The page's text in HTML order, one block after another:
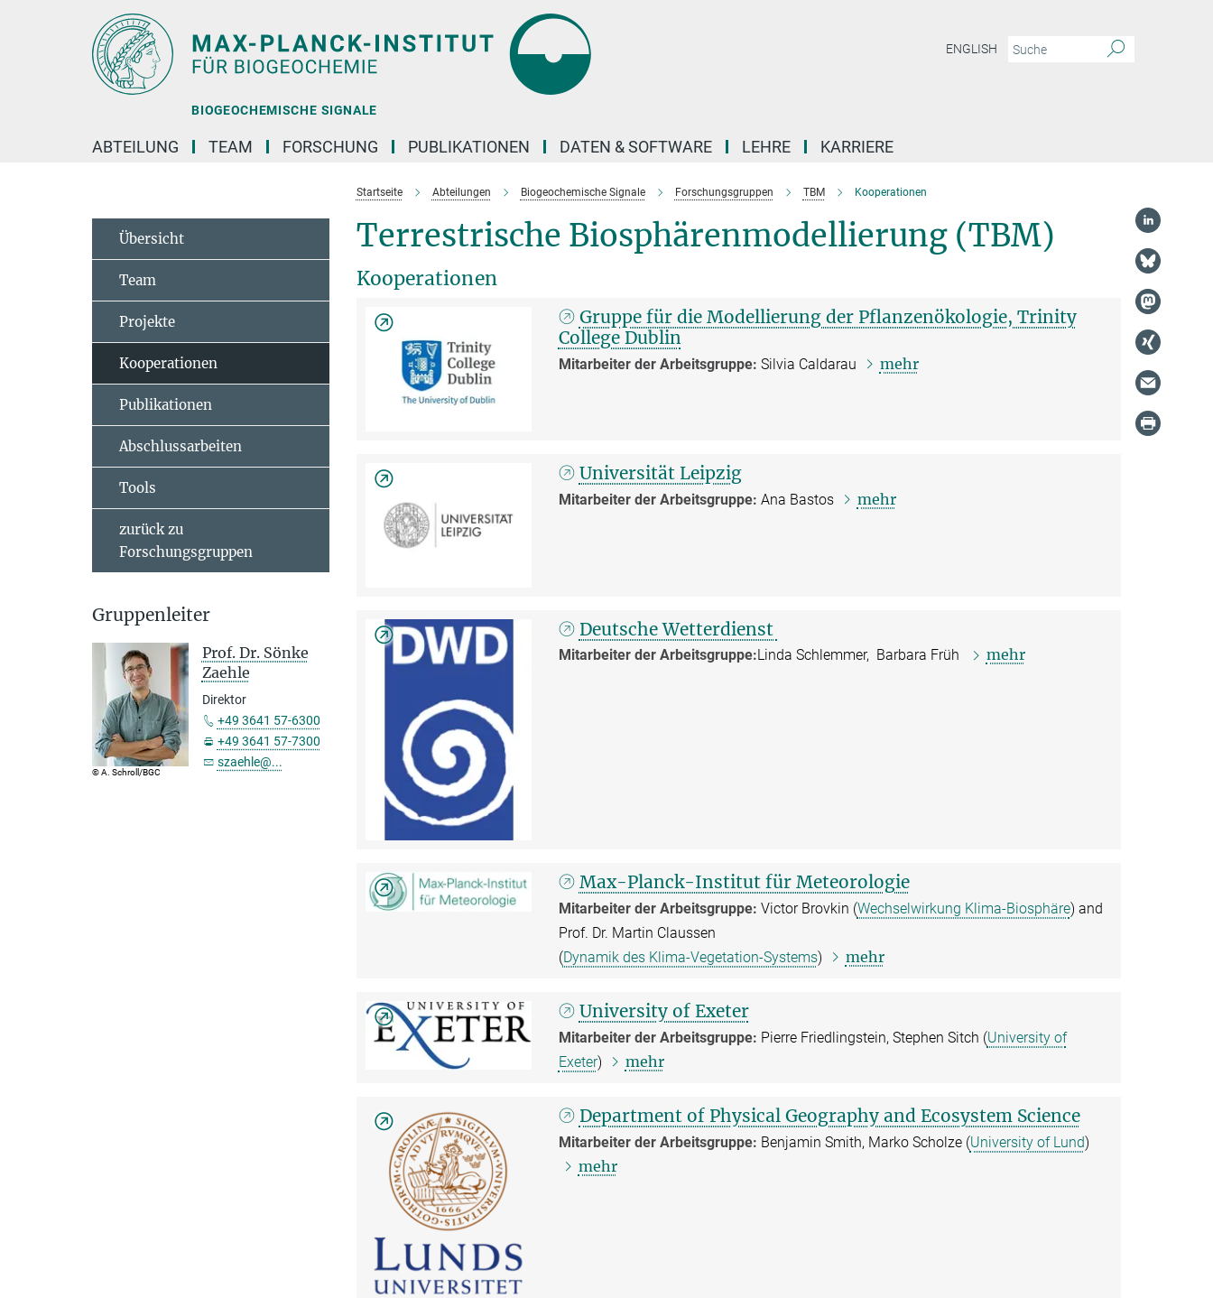
BIOGEOCHEMISCHE SIGNALE
ENGLISH
ABTEILUNG TEAM FORSCHUNG PUBLIKATIONEN DATEN & SOFTWARE LEHRE KARRIERE
Startseite Abteilungen Biogeochemische Signale Forschungsgruppen TBM Kooperationen
Terrestrische Biosphärenmodellierung (TBM)
Kooperationen
Gruppe für die Modellierung der Pflanzenökologie, Trinity
College Dublin
Mitarbeiter der Arbeitsgruppe: Silvia Caldarau mehr
Universität Leipzig
Mitarbeiter der Arbeitsgruppe: Ana Bastos mehr
Deutsche Wetterdienst
Mitarbeiter der Arbeitsgruppe:Linda Schlemmer, Barbara Früh mehr
Max-Planck-Institut für Meteorologie
Mitarbeiter der Arbeitsgruppe: Victor Brovkin (Wechselwirkung Klima-Biosphäre) and
Prof. Dr. Martin Claussen
(Dynamik des Klima-Vegetation-Systems) mehr
University of Exeter
Mitarbeiter der Arbeitsgruppe: Pierre Friedlingstein, Stephen Sitch (University of
Exeter) mehr
Department of Physical Geography and Ecosystem Science
Mitarbeiter der Arbeitsgruppe: Benjamin Smith, Marko Scholze (University of Lund)
mehr
Übersicht
Team
Projekte
Kooperationen
Publikationen
Abschlussarbeiten
Tools
zurück zu
Forschungsgruppen
Gruppenleiter
© A. Schroll/BGC
Prof. Dr. Sönke
Zaehle
Direktor
+49 3641 57-6300
+49 3641 57-7300
szaehle@...